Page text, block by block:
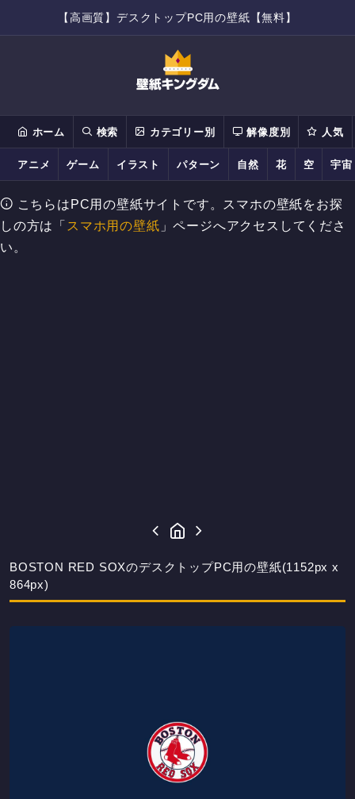
【高画質】デスクトップPC用の壁紙【無料】
ホーム 検索 カテゴリー別 解像度別 人気
アニメ ゲーム イラスト パターン 自然 花 空 宇宙
こちらはPC用の壁紙サイトです。スマホの壁紙をお探
しの方は「 スマホ用の壁紙 」ページへアクセスしてくださ
い。
BOSTON RED SOXのデスクトップPC用の壁紙(1152px x
864px)